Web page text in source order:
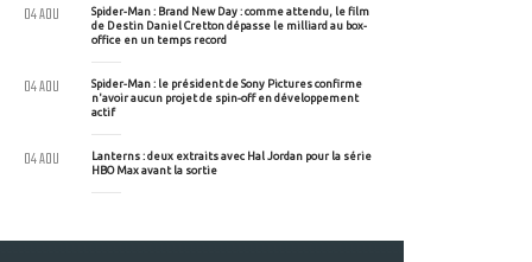
Spider-Man : Brand New Day : comme attendu, le film
de Destin Daniel Cretton dépasse le milliard au box-
office en un temps record
04 AOU
Spider-Man : le président de Sony Pictures confirme
n'avoir aucun projet de spin-off en développement
actif
04 AOU
Lanterns : deux extraits avec Hal Jordan pour la série
HBO Max avant la sortie
04 AOU